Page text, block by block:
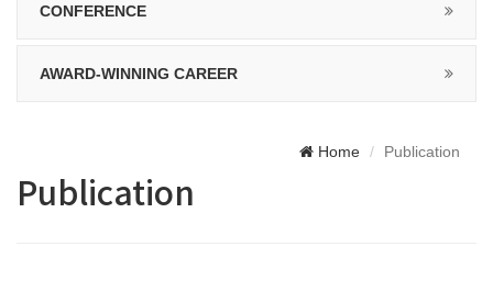
CONFERENCE
AWARD-WINNING CAREER
Home Publication
Publication